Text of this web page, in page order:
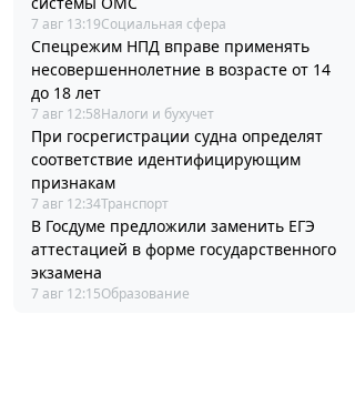
7 авг 13:19Социальная сфера
Спецрежим НПД вправе применять
несовершеннолетние в возрасте от 14
до 18 лет
7 авг 12:58Налоги и бухучет
При госрегистрации судна определят
соответствие идентифицирующим
признакам
7 авг 12:34Транспорт
В Госдуме предложили заменить ЕГЭ
аттестацией в форме государственного
экзамена
7 авг 12:15Образование